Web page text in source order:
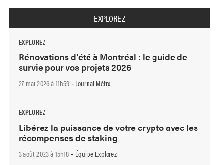
EXPLOREZ
EXPLOREZ
Rénovations d’été à Montréal : le guide de
survie pour vos projets 2026
27 mai 2026 à 11h59- Journal Métro
EXPLOREZ
Libérez la puissance de votre crypto avec les
récompenses de staking
3 août 2023 à 15h18- Équipe Explorez